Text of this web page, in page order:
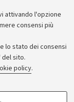
attivando l'opzione
consensi più
lo stato dei consensi
sito.
policy.